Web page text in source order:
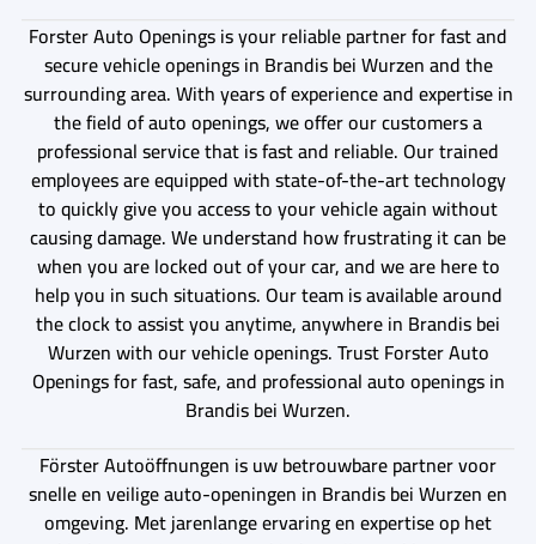
Forster Auto Openings is your reliable partner for fast and
secure vehicle openings in Brandis bei Wurzen and the
surrounding area. With years of experience and expertise in
the field of auto openings, we offer our customers a
professional service that is fast and reliable. Our trained
employees are equipped with state-of-the-art technology
to quickly give you access to your vehicle again without
causing damage. We understand how frustrating it can be
when you are locked out of your car, and we are here to
help you in such situations. Our team is available around
the clock to assist you anytime, anywhere in Brandis bei
Wurzen with our vehicle openings. Trust Forster Auto
Openings for fast, safe, and professional auto openings in
Brandis bei Wurzen.
Förster Autoöffnungen is uw betrouwbare partner voor
snelle en veilige auto-openingen in Brandis bei Wurzen en
omgeving. Met jarenlange ervaring en expertise op het